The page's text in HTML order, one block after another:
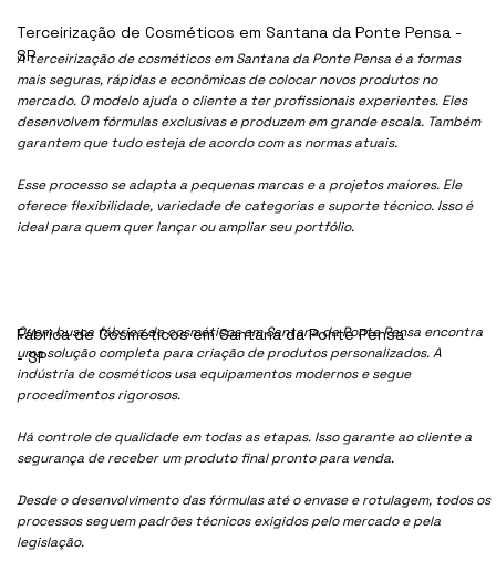
A terceirização de cosméticos em Santana da Ponte Pensa é a formas
mais seguras, rápidas e econômicas de colocar novos produtos no
mercado. O modelo ajuda o cliente a ter profissionais experientes. Eles
desenvolvem fórmulas exclusivas e produzem em grande escala. Também
garantem que tudo esteja de acordo com as normas atuais.
Esse processo se adapta a pequenas marcas e a projetos maiores. Ele
oferece flexibilidade, variedade de categorias e suporte técnico. Isso é
ideal para quem quer lançar ou ampliar seu portfólio.
Quem busca fábrica de cosméticos em Santana da Ponte Pensa encontra
uma solução completa para criação de produtos personalizados. A
indústria de cosméticos usa equipamentos modernos e segue
procedimentos rigorosos.
Há controle de qualidade em todas as etapas. Isso garante ao cliente a
segurança de receber um produto final pronto para venda.
Desde o desenvolvimento das fórmulas até o envase e rotulagem, todos os
processos seguem padrões técnicos exigidos pelo mercado e pela
legislação.
Fábrica de Cosméticos em Santana da Ponte Pensa
- SP
Terceirização de Cosméticos em Santana da Ponte Pensa -
SP